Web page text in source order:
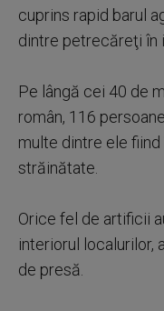
cuprins rapid barul
dintre petrecăreţi în
Pe lângă cei 40 de
român, 116
multe dintre ele
străinătate.
Orice fel de artificii
interiorul localurilor,
de presă.